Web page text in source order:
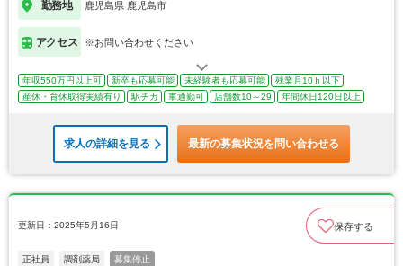
勤務地 鹿児島県 鹿児島市
アクセス ※お問い合わせください
年収550万円以上可 新卒も応募可能 未経験者も応募可能
残業月10ｈ以下
産休・育休取得実績有り
駅チカ 車通勤可 店舗数10～29 年間休日120日以上
求人の詳細を見る 最新の募集状況を問い合わせる
更新日：2025年5月16日 保存する
正社員 調剤薬局 募集停止